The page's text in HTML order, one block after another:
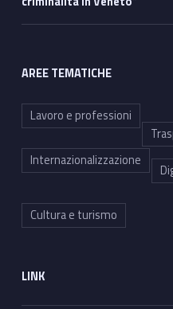
AREE TEMATICHE
Lavoro e professioni
Internazionalizzazione
Cultura e turismo
LINK